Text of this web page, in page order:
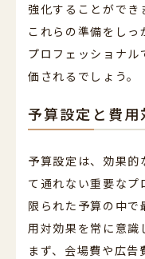
強化することができ
これらの準備をし
プロフェッショナ
価されるでしょう。
予算設定と費
予算設定は、効果
て通れない重要なプ
限られた予算の中
用対効果を常に意識
まず、会場費や広